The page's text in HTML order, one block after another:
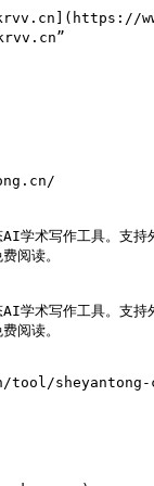
学术写作工具。支
阅读。
学术写作工具。支
阅读。
sheyantong-